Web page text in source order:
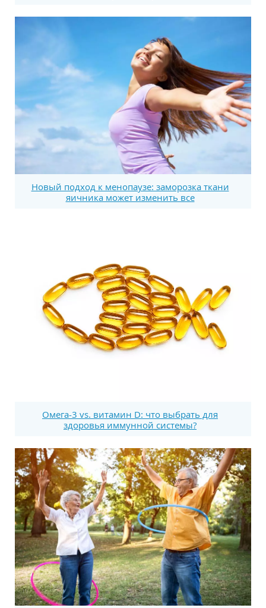
Новый подход к менопаузе: заморозка ткани
яичника может изменить все
Омега-3 vs. витамин D: что выбрать для
здоровья иммунной системы?